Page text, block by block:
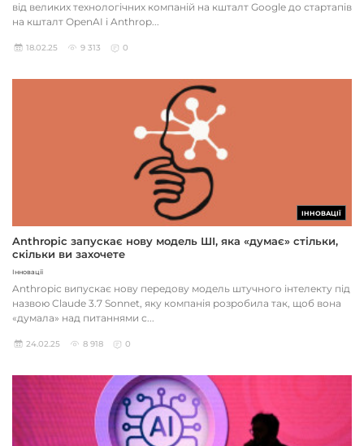
від великих технологічних компаній на кшталт Google до стартапів
на кшталт OpenAI і Anthrop...
18.02.25 9 313 0
ІННОВАЦІЇ
Anthropic запускає нову модель ШІ, яка «думає» стільки,
скільки ви захочете
Інновації
Anthropic випускає нову передову модель штучного інтелекту під
назвою Claude 3.7 Sonnet, яку компанія розробила так, щоб вона
«думала» над питаннями с...
24.02.25 8 918 0